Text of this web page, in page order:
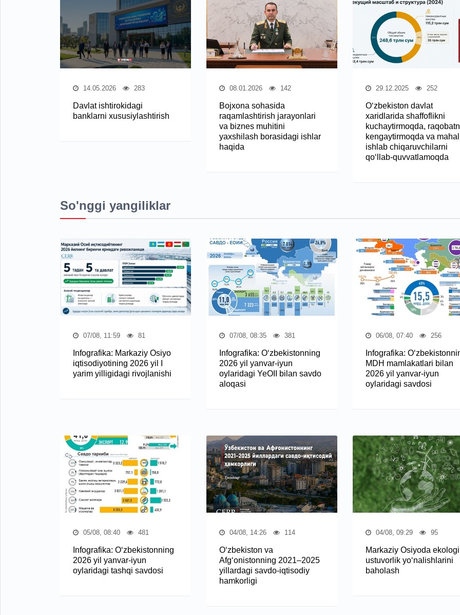
14.05.2026 283
Davlat ishtirokidagi
banklarni xususiylashtirish
08.01.2026 142
Bojxona sohasida
raqamlashtirish jarayonlari
va biznes muhitini
yaxshilash borasidagi ishlar
haqida
29.12.2025 252
O‘zbekiston davlat
xaridlarida shaffoflikni
kuchaytirmoqda,
kengaytirmoqda va
ishlab chiqaruvchilarni
qo‘llab-quvvatlamoqda
So'nggi yangiliklar
07/08, 11:59 81
Infografika: Markaziy Osiyo
iqtisodiyotining 2026 yil I
yarim yilligidagi rivojlanishi
07/08, 08:35 381
Infografika: O‘zbekistonning
2026 yil yanvar-iyun
oylaridagi YeOII bilan savdo
aloqasi
06/08, 07:40 256
Infografika:
MDH mamlakatlari bilan
2026 yil yanvar-iyun
oylaridagi savdosi
05/08, 08:40 481
Infografika: O‘zbekistonning
2026 yil yanvar-iyun
oylaridagi tashqi savdosi
04/08, 14:26 114
O‘zbekiston va
Afg‘onistonning 2021–2025
yillardagi savdo-iqtisodiy
hamkorligi
04/08, 09:29 95
Markaziy Osiyoda
ustuvorlik yo‘nalishlarini
baholash